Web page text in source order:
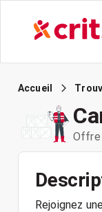
Accueil
Offre
Rejoignez